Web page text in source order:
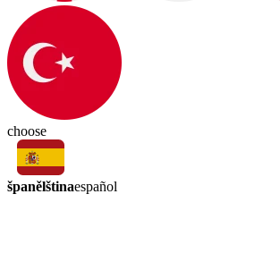
choose
španělštinaespañol